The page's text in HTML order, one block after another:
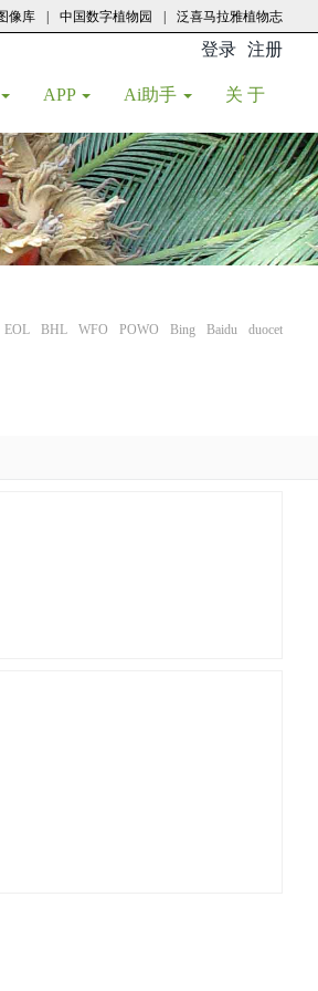
像库 中国数字植物园 泛喜马拉雅植物志
登录 注册
APP Ai助手 关 于
EOL BHL WFO POWO Bing Baidu duocet